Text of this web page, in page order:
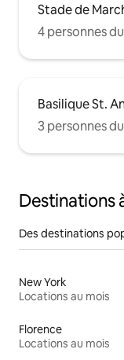
Stade de
4 personnes
Basilique St.
3 personnes
Destinations
Des destinations
New York
Locations au mois
Florence
Locations au mois